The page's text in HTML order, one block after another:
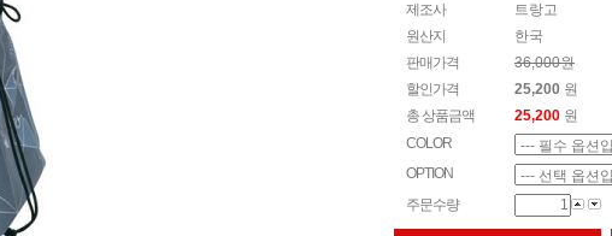
제조사
트랑고
원산지
한국
판매가격
36,000원
할인가격
25,200 원
총 상품금액
25,200 원
COLOR
OPTION
주문수량